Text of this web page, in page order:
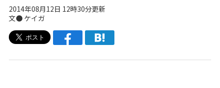
2014年08月12日 12時30分更新
文● ケイガ